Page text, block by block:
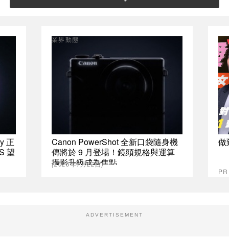
正
望
Canon PowerShot 全新口袋隨身機
傳將於 9 月登場！鏡頭規格與運算
攝影升級成為焦點
業界動態
(2026年7月22日)
做
ADVERTISEMENT